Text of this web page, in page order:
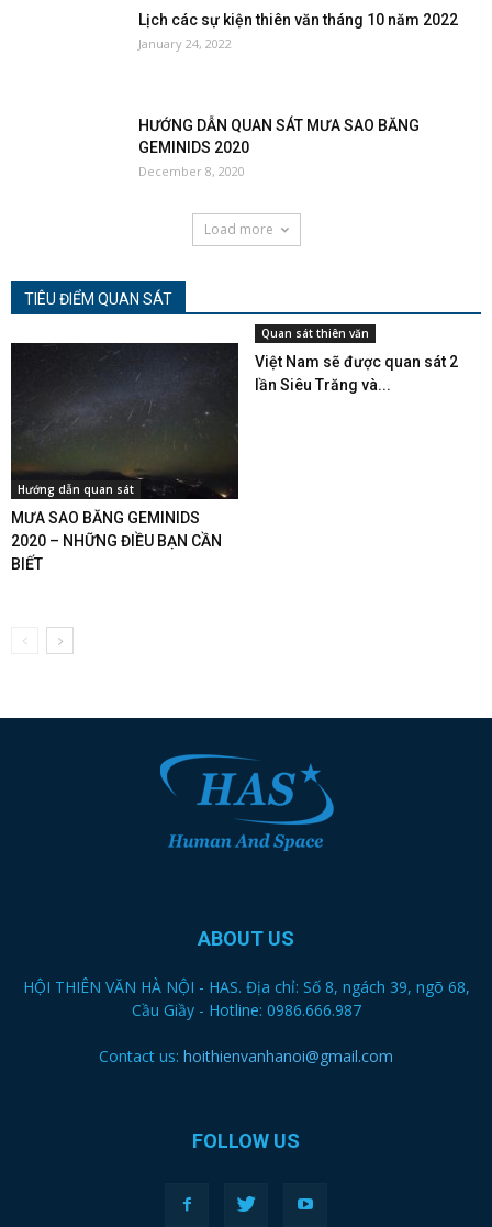
Lịch các sự kiện thiên văn tháng 10 năm 2022
January 24, 2022
HƯỚNG DẪN QUAN SÁT MƯA SAO BĂNG
GEMINIDS 2020
December 8, 2020
Load more
TIÊU ĐIỂM QUAN SÁT
Hướng dẫn quan sát
MƯA SAO BĂNG GEMINIDS
2020 – NHỮNG ĐIỀU BẠN CẦN
BIẾT
Quan sát thiên văn
Việt Nam sẽ được quan sát 2
lần Siêu Trăng và...
ABOUT US
HỘI THIÊN VĂN HÀ NỘI - HAS. Địa chỉ: Số 8, ngách 39, ngõ 68,
Cầu Giầy - Hotline: 0986.666.987
Contact us: hoithienvanhanoi@gmail.com
FOLLOW US